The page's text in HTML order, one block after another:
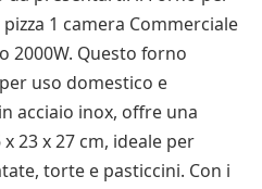
1 camera Commerciale
2000W. Questo forno
uso domestico e
acciaio inox, offre una
23 x 27 cm, ideale per
torte e pasticcini. Con i